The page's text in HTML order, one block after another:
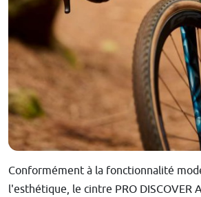
Conformément à la fonctionnalité
l'esthétique, le cintre PRO DISCOVER